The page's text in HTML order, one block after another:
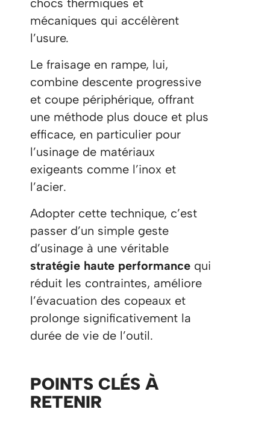
chocs thermiques et
mécaniques qui accélèrent
l’usure.
Le fraisage en rampe, lui,
combine descente progressive
et coupe périphérique, offrant
une méthode plus douce et plus
efficace, en particulier pour
l’usinage de matériaux
exigeants comme l’inox et
l’acier.
Adopter cette technique, c’est
passer d’un simple geste
d’usinage à une véritable
stratégie haute performance qui
réduit les contraintes, améliore
l’évacuation des copeaux et
prolonge significativement la
durée de vie de l’outil.
POINTS CLÉS À
RETENIR